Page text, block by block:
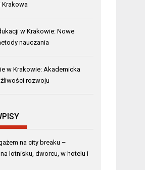
Krakowa
w Krakowie: Nowe
nauczania
w Krakowie: Akademicka
rozwoju
na city breaku –
lotnisku, dworcu, w hotelu i